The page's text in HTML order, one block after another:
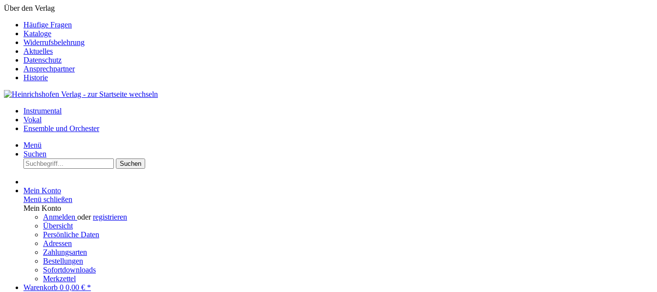
Über den Verlag
Häufige Fragen
Kataloge
Widerrufsbelehrung
Aktuelles
Datenschutz
Ansprechpartner
Historie
Instrumental
Vokal
Ensemble und Orchester
Menü
Suchen
Suchen
Mein Konto
Menü schließen
Mein Konto
Anmelden oderregistrieren
Übersicht
Persönliche Daten
Adressen
Zahlungsarten
Bestellungen
Sofortdownloads
Merkzettel
Warenkorb 0 0,00 € *